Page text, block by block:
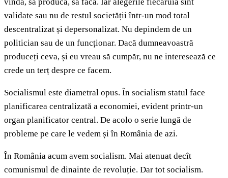
vîndă, să producă, să facă. Iar alegerile fiecăruia sînt
validate sau nu de restul societății într-un mod total
descentralizat și depersonalizat. Nu depindem de un
politician sau de un funcționar. Dacă dumneavoastră
produceți ceva, și eu vreau să cumpăr, nu ne interesează ce
crede un terț despre ce facem.
Socialismul este diametral opus. În socialism statul face
planificarea centralizată a economiei, evident printr-un
organ planificator central. De acolo o serie lungă de
probleme pe care le vedem și în România de azi.
În România acum avem socialism. Mai atenuat decît
comunismul de dinainte de revoluție. Dar tot socialism.